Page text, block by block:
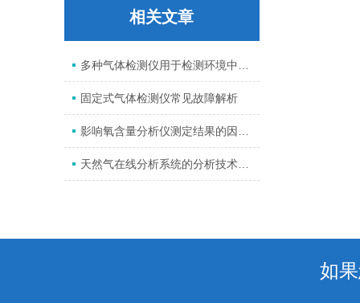
相关文章
固定式气体检测仪常见故障解析
天然气在线分析系统的分析技术要求
如